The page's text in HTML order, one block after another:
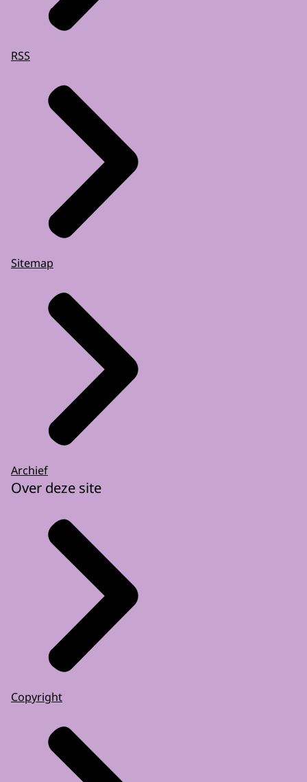
RSS
Sitemap
Archief
Over deze site
Copyright